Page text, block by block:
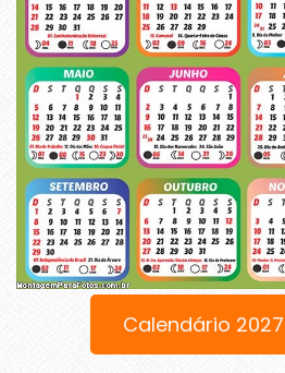
Calendário